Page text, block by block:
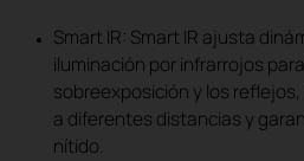
Smart IR: Smart IR ajusta
iluminación por infrarrojos
sobreexposición y los
a diferentes distancias y
nítido.